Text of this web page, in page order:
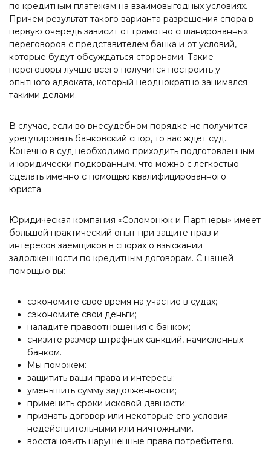
по кредитным платежам на взаимовыгодных условиях.
Причем результат такого варианта разрешения спора в
первую очередь зависит от грамотно спланированных
переговоров с представителем банка и от условий,
которые будут обсуждаться сторонами. Такие
переговоры лучше всего получится построить у
опытного адвоката, который неоднократно занимался
такими делами.
В случае, если во внесудебном порядке не получится
урегулировать банковский спор, то вас ждет суд.
Конечно в суд необходимо приходить подготовленным
и юридически подкованным, что можно с легкостью
сделать именно с помощью квалифицированного
юриста.
Юридическая компания «Соломонюк и Партнеры» имеет
большой практический опыт при защите прав и
интересов заемщиков в спорах о взыскании
задолженности по кредитным договорам. С нашей
помощью вы:
сэкономите свое время на участие в судах;
сэкономите свои деньги;
наладите правоотношения с банком;
снизите размер штрафных санкций, начисленных
банком.
Мы поможем:
защитить ваши права и интересы;
уменьшить сумму задолженности;
применить сроки исковой давности;
признать договор или некоторые его условия
недействительными или ничтожными.
восстановить нарушенные права потребителя.